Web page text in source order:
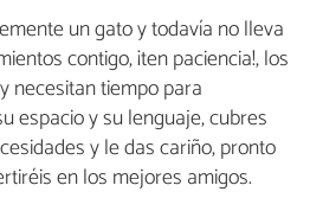
un gato y todavía no lleva
contigo, ¡ten paciencia!, los
necesitan tiempo para
espacio y su lenguaje, cubres
y le das cariño, pronto
en los mejores amigos.